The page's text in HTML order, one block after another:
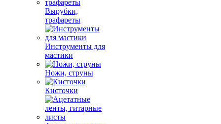
Вырубки,
трафареты
Инструменты для
мастики
Ножи, струны
Кисточки